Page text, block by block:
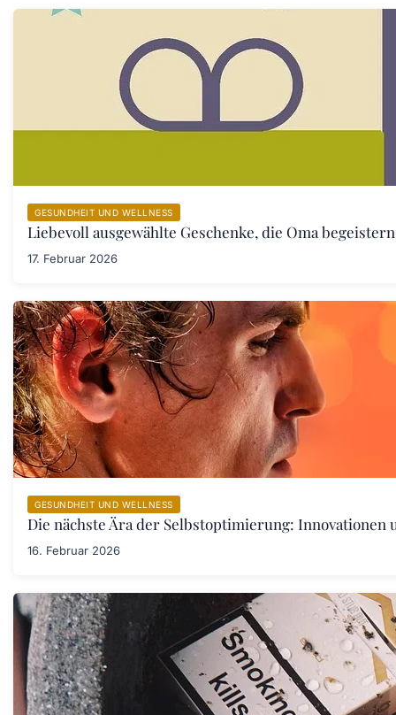
GESUNDHEIT UND WELLNESS
Liebevoll ausgewählte Geschenke, die Oma
17. Februar 2026
GESUNDHEIT UND WELLNESS
Die nächste Ära der Selbstoptimierung:
16. Februar 2026